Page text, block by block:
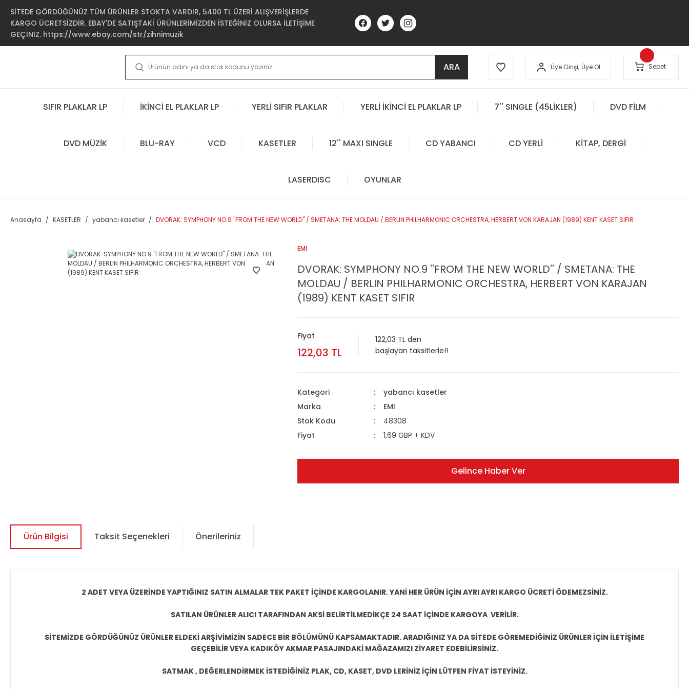
SİTEDE GÖRDÜĞÜNÜZ TÜM ÜRÜNLER STOKTA VARDIR, 5400 TL ÜZERİ ALIŞVERİŞLERDE
KARGO ÜCRETSİZDİR. EBAY'DE SATIŞTAKİ ÜRÜNLERİMİZDEN İSTEĞİNİZ OLURSA İLETİŞİME
GEÇİNİZ. https://www.ebay.com/str/zihnimuzik
ARA Üye Girişi, Üye Ol Sepet
SIFIR PLAKLAR LP İKİNCİ EL PLAKLAR LP YERLİ SIFIR PLAKLAR YERLİ İKİNCİ EL PLAKLAR LP 7'' SINGLE (45LİKLER) DVD FİLM
DVD MÜZİK BLU-RAY VCD KASETLER 12'' MAXI SINGLE CD YABANCI CD YERLİ KİTAP, DERGİ
LASERDISC OYUNLAR
Anasayfa KASETLER yabancı kasetler DVORAK: SYMPHONY NO.9 ''FROM THE NEW WORLD'' / SMETANA: THE MOLDAU / BERLIN PHILHARMONIC ORCHESTRA, HERBERT VON KARAJAN (1989) KENT KASET SIFIR
EMI
DVORAK: SYMPHONY NO.9 ''FROM THE NEW WORLD'' / SMETANA: THE
MOLDAU / BERLIN PHILHARMONIC ORCHESTRA, HERBERT VON KARAJAN
(1989) KENT KASET SIFIR
Fiyat
122,03 TL
122,03 TL den
başlayan taksitlerle!!
Kategori
yabancı kasetler
Marka
EMI
Stok Kodu
48308
Fiyat
1,69 GBP + KDV
Gelince Haber Ver
Ürün Bilgisi Taksit Seçenekleri Önerileriniz
2 ADET VEYA ÜZERİNDE YAPTIĞINIZ SATIN ALMALAR TEK PAKET İÇİNDE KARGOLANIR. YANİ HER ÜRÜN İÇİN AYRI AYRI KARGO ÜCRETİ ÖDEMEZSİNİZ.
SATILAN ÜRÜNLER ALICI TARAFINDAN AKSİ BELİRTİLMEDİKÇE 24 SAAT İÇİNDE KARGOYA VERİLİR.
SİTEMİZDE GÖRDÜĞÜNÜZ ÜRÜNLER ELDEKİ ARŞİVİMİZİN SADECE BİR BÖLÜMÜNÜ KAPSAMAKTADIR. ARADIĞINIZ YA DA SİTEDE GÖREMEDİĞİNİZ ÜRÜNLER İÇİN İLETİŞİME
GEÇEBİLİR VEYA KADIKÖY AKMAR PASAJINDAKİ MAĞAZAMIZI ZİYARET EDEBİLİRSİNİZ.
SATMAK , DEĞERLENDİRMEK İSTEDİĞİNİZ PLAK, CD, KASET, DVD LERİNİZ İÇİN LÜTFEN FİYAT İSTEYİNİZ.